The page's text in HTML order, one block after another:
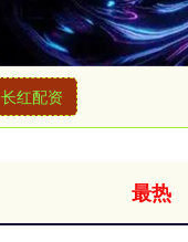
长红配资
最热